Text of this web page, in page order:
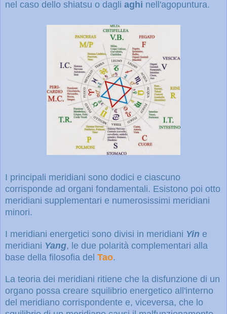
nel caso dello shiatsu o dagli aghi nell'agopuntura.
I principali meridiani sono dodici e ciascuno
corrisponde ad organi fondamentali. Esistono poi otto
meridiani supplementari e numerosissimi meridiani
minori.
I meridiani energetici sono divisi in meridiani Yin e
meridiani Yang, le due polarità complementari alla
base della filosofia del Tao.
La teoria dei meridiani ritiene che la disfunzione di un
organo possa creare squilibrio energetico all'interno
del meridiano corrispondente e, viceversa, che lo